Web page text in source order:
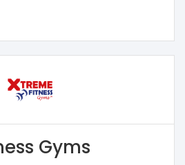
Gyms